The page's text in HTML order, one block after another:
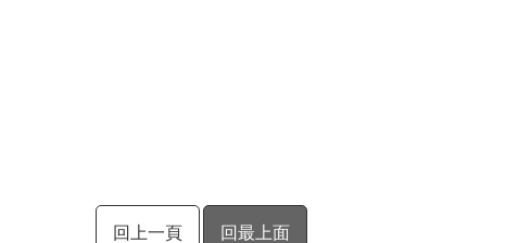
回上一頁 回最上面